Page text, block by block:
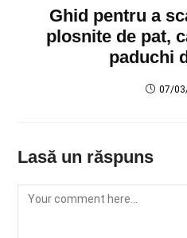
Ghid pentru a
plosnite de pat,
paduchi
07/
Lasă un răspuns